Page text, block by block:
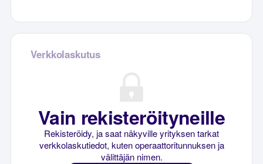
Verkkolaskutus
Vain rekisteröityneille
Rekisteröidy, ja saat näkyville yrityksen tarkat
verkkolaskutiedot, kuten operaattoritunnuksen ja
välittäjän nimen.